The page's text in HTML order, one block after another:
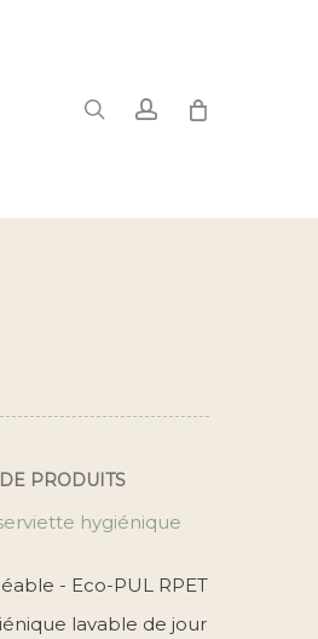
searchaccount
PRODUITS
hygiénique
- Eco-PUL RPET
lavable de jour